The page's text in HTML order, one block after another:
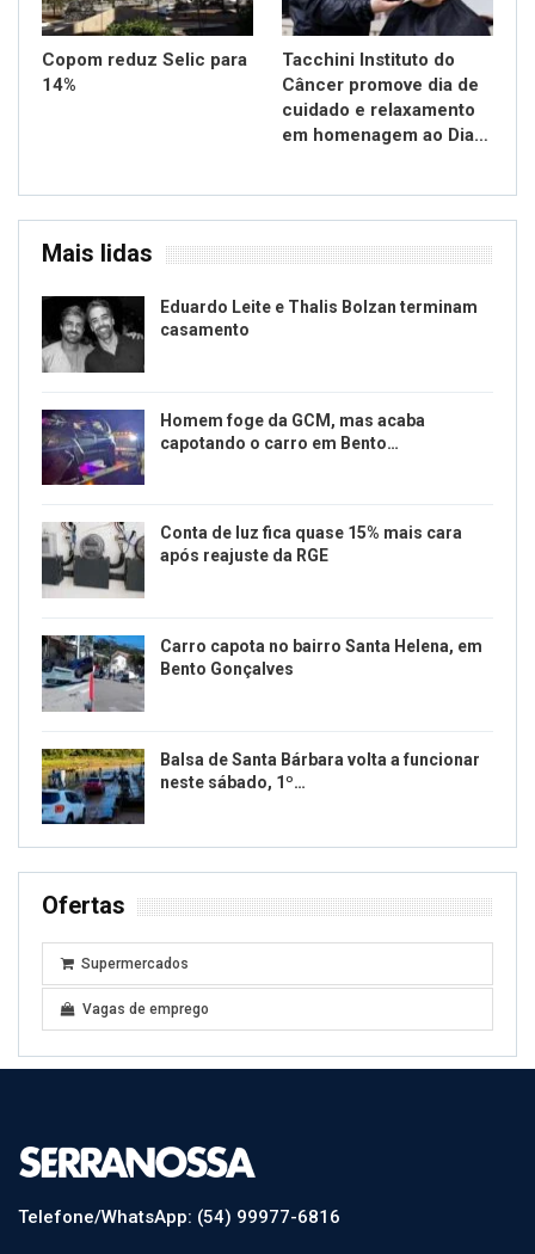
Copom reduz Selic para
14%
Tacchini Instituto do
Câncer promove dia de
cuidado e relaxamento
em homenagem ao Dia…
Mais lidas
Eduardo Leite e Thalis Bolzan terminam
casamento
Homem foge da GCM, mas acaba
capotando o carro em Bento…
Conta de luz fica quase 15% mais cara
após reajuste da RGE
Carro capota no bairro Santa Helena, em
Bento Gonçalves
Balsa de Santa Bárbara volta a funcionar
neste sábado, 1º…
Ofertas
Supermercados
Vagas de emprego
Telefone/WhatsApp: (54) 99977-6816